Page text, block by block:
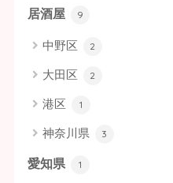
居酒屋 9
中野区 2
大田区 2
港区 1
神奈川県 3
愛知県 1